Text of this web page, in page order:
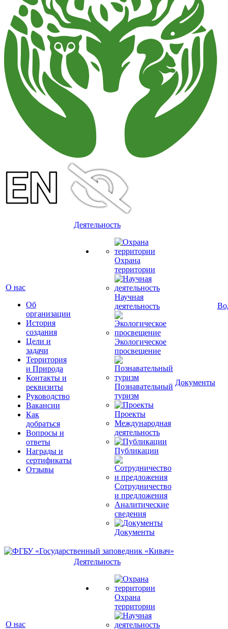
О нас
Об
организации
История
создания
Цели и
задачи
Территория
и Природа
Контакты и
реквизиты
Руководство
Вакансии
Как
добраться
Вопросы и
ответы
Награды и
сертификаты
Отзывы
Деятельность
Охрана
территории
Научная
деятельность
Экологическое
просвещение
Познавательный
туризм
Проекты
Международная
деятельность
Публикации
Сотрудничество
и предложения
Аналитические
сведения
Документы
Документы
О нас
Деятельность
Охрана
территории